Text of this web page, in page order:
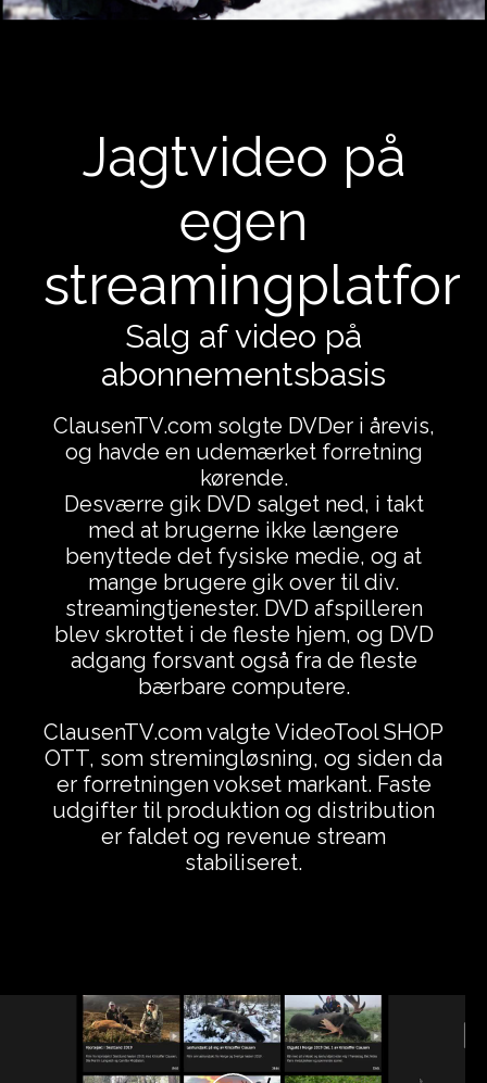
Jagtvideo på
egen
Salg af video på
abonnementsbasis
ClausenTV.com solgte DVDer i årevis,
og havde en udemærket forretning
kørende.
Desværre gik DVD salget ned, i takt
med at brugerne ikke længere
benyttede det fysiske medie, og at
mange brugere gik over til div.
streamingtjenester. DVD afspilleren
blev skrottet i de fleste hjem, og DVD
adgang forsvant også fra de fleste
bærbare computere.
ClausenTV.com valgte VideoTool SHOP
OTT, som stremingløsning, og siden da
er forretningen vokset markant. Faste
udgifter til produktion og distribution
er faldet og revenue stream
stabiliseret.